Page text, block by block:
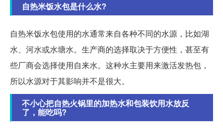
自热米饭水包是什么水?
自热米饭水包使用的水通常来自各种不同的水源，比如湖
水、河水或水塘水。生产商的选择取决于方便性，甚至有
些厂商会选择使用自来水。这种水主要用来激活发热包，
所以水源对于其影响并不是很大。
不小心把自热火锅里的加热水和包装饮用水放反
了，能吃吗?